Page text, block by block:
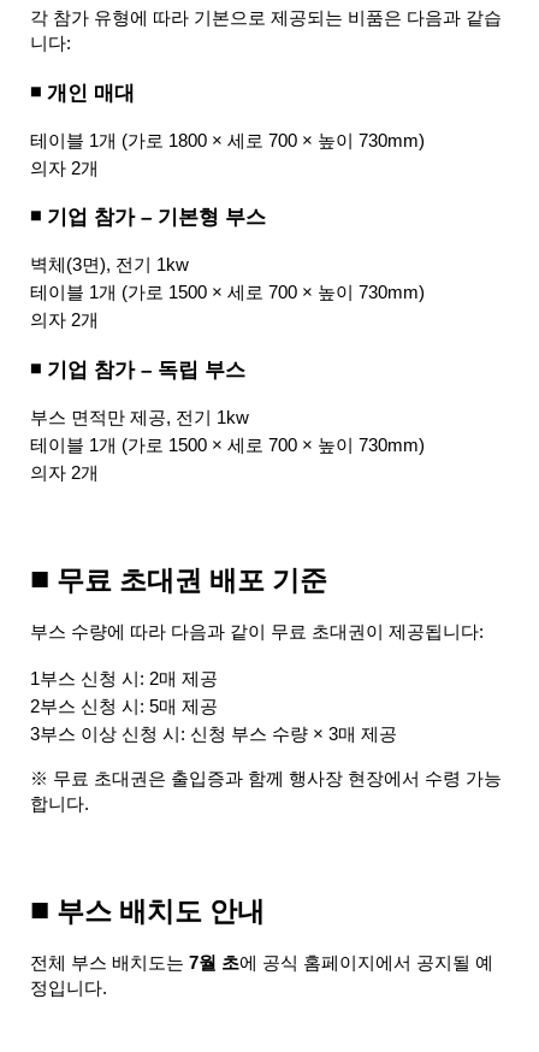
각 참가 유형에 따라 기본으로 제공되는 비품은 다음과 같습
니다:
◾ 개인 매대
테이블 1개 (가로 1800 × 세로 700 × 높이 730mm)
의자 2개
◾ 기업 참가 – 기본형 부스
벽체(3면), 전기 1kw
테이블 1개 (가로 1500 × 세로 700 × 높이 730mm)
의자 2개
◾ 기업 참가 – 독립 부스
부스 면적만 제공, 전기 1kw
테이블 1개 (가로 1500 × 세로 700 × 높이 730mm)
의자 2개
■ 무료 초대권 배포 기준
부스 수량에 따라 다음과 같이 무료 초대권이 제공됩니다:
1부스 신청 시: 2매 제공
2부스 신청 시: 5매 제공
3부스 이상 신청 시: 신청 부스 수량 × 3매 제공
※ 무료 초대권은 출입증과 함께 행사장 현장에서 수령 가능
합니다.
■ 부스 배치도 안내
전체 부스 배치도는 7월 초에 공식 홈페이지에서 공지될 예
정입니다.